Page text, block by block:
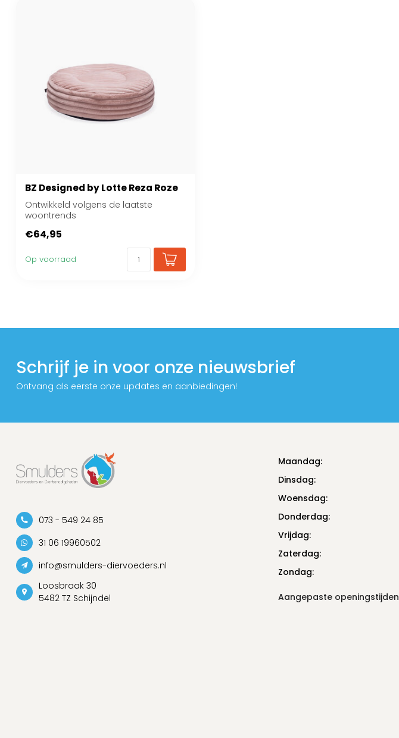
BZ Designed by Lotte Reza Roze
Ontwikkeld volgens de laatste
woontrends
€64,95
Op voorraad
Schrijf je in voor onze nieuwsbrief
Ontvang als eerste onze updates en aanbiedingen!
073 - 549 24 85
31 06 19960502
info@smulders-diervoeders.nl
Loosbraak 30
5482 TZ Schijndel
Maandag:
Dinsdag:
Woensdag:
Donderdag:
Vrijdag:
Zaterdag:
Zondag:
Aangepaste openingstijden